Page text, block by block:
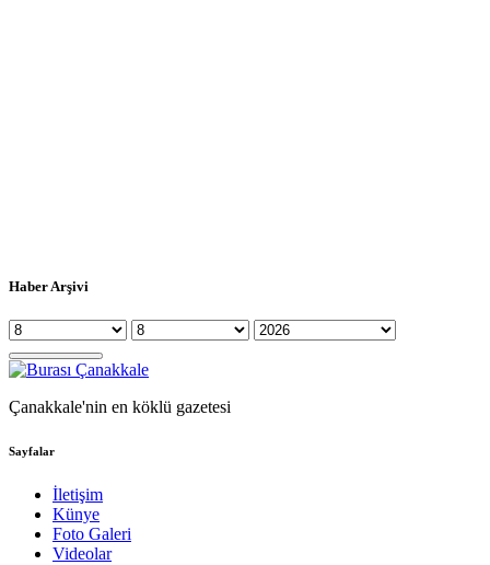
Haber Arşivi
Çanakkale'nin en köklü gazetesi
Sayfalar
İletişim
Künye
Foto Galeri
Videolar